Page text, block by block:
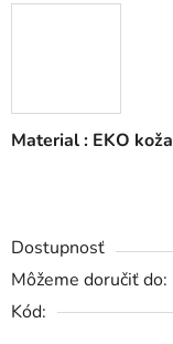
Material : EKO koža
Dostupnosť
Môžeme doručiť do:
Kód: